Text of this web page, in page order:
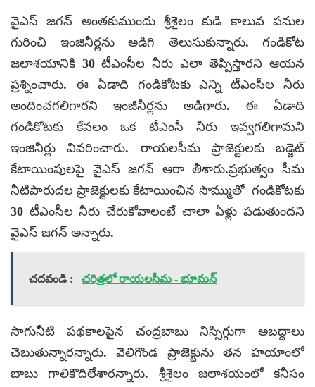
వైఎస్ జగన్ అంతకుముందు శ్రీశైలం కుడి కాలువ పనుల
గురించి ఇంజినీర్లను అడిగి తెలుసుకున్నారు. గండికోట
జలాశయానికి 30 టీఎంసీల నీరు ఎలా తెప్పిస్తారని ఆయన
ప్రశ్నించారు. ఈ ఏడాది గండికోటకు ఎన్ని టీఎంసీల నీరు
అందించగలిగారని ఇంజీనీర్లను అడిగారు. ఈ ఏడాది
గండికోటకు కేవలం ఒక టీఎంసీ నీరు ఇవ్వగలిగామని
ఇంజినీర్లు వివరించారు. రాయలసీమ ప్రాజెక్టులకు బడ్జెట్
కేటాయింపులపై వైఎస్ జగన్ ఆరా తీశారు.ప్రభుత్వం సీమ
నీటిపారుదల ప్రాజెక్టులకు కేటాయించిన సొమ్ముతో గండికోటకు
30 టీఎంసీల నీరు చేరుకోవాలంటే చాలా ఏళ్లు పడుతుందని
వైఎస్ జగన్ అన్నారు.
చదవండి : చరిత్రలో రాయలసీమ - భూమన్
సాగునీటి పథకాలపైన చంద్రబాబు నిస్సిగ్గుగా అబద్దాలు
చెబుతున్నారన్నారు. వెలిగొండ ప్రాజెక్టును తన హయాంలో
బాబు గాలికొదిలేశారన్నారు. శ్రీశైలం జలాశయంలో కనీసం